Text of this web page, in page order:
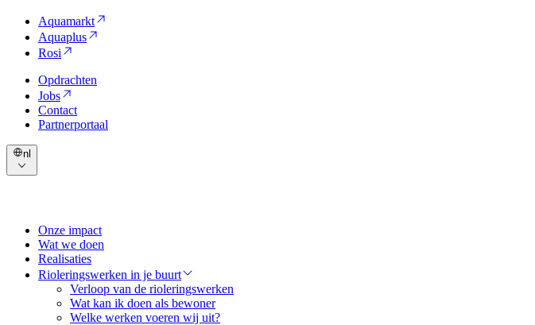
Aquamarkt
Aquaplus
Rosi
Opdrachten
Jobs
Contact
Partnerportaal
nl
Onze impact
Wat we doen
Realisaties
Rioleringswerken in je buurt
Verloop van de rioleringswerken
Wat kan ik doen als bewoner
Welke werken voeren wij uit?